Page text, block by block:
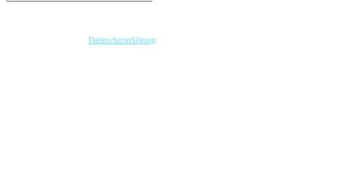
Datenschutzerklärung